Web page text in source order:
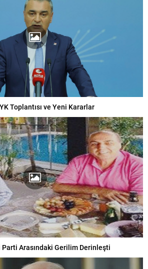
Toplantısı ve Yeni Kararlar
Parti Arasındaki Gerilim Derinleşti